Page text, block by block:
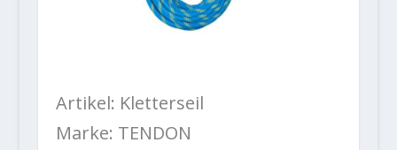
Artikel: Kletterseil
Marke: TENDON